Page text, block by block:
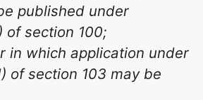
published under
of section 100;
in which application under
of section 103 may be